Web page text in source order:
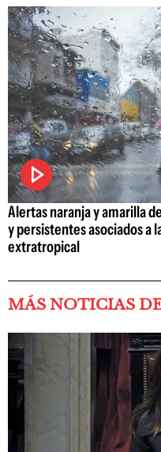
Alertas naranja y amarilla
y persistentes asociados a
extratropical
MÁS NOTICIAS